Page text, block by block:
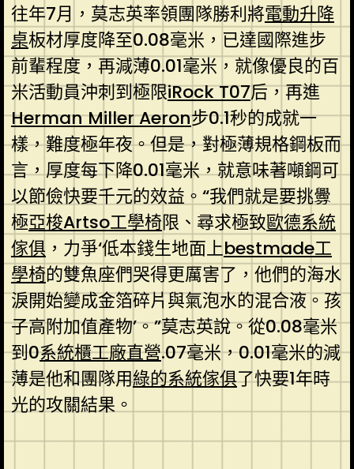
往年7月，莫志英率領團隊勝利將電動升降
桌板材厚度降至0.08毫米，已達國際進步
前輩程度，再減薄0.01毫米，就像優良的百
米活動員沖刺到極限iRock T07后，再進
Herman Miller Aeron步0.1秒的成就一
樣，難度極年夜。但是，對極薄規格鋼板而
言，厚度每下降0.01毫米，就意味著噸鋼可
以節儉快要千元的效益。“我們就是要挑釁
極亞梭Artso工學椅限、尋求極致歐德系統
傢俱 ，力爭‘低本錢生地面上bestmade工
學椅的雙魚座們哭得更厲害了，他們的海水
淚開始變成金箔碎片與氣泡水的混合液。孩
子高附加值產物’。”莫志英說。從0.08毫米
到0系統櫃工廠直營.07毫米，0.01毫米的減
薄是他和團隊用綠的系統傢俱了快要1年時
光的攻關結果。